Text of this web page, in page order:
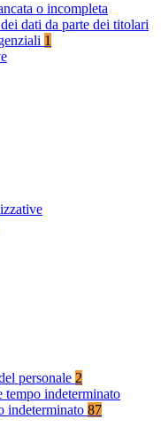
o incompleta
dati da parte dei titolari
1
personale 2
tempo indeterminato
indeterminato 87